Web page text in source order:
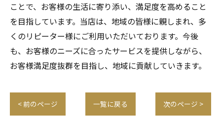
ことで、お客様の生活に寄り添い、満足度を高めること
を目指しています。当店は、地域の皆様に親しまれ、多
くのリピーター様にご利用いただいております。今後
も、お客様のニーズに合ったサービスを提供しながら、
お客様満足度抜群を目指し、地域に貢献していきます。
< 前のページ 一覧に戻る 次のページ >